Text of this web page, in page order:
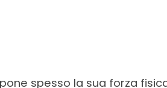
spesso la sua forza